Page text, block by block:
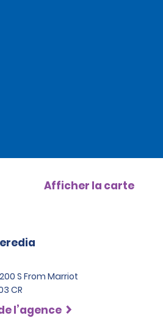
Afficher la carte
S From Marriot
CR
l’agence